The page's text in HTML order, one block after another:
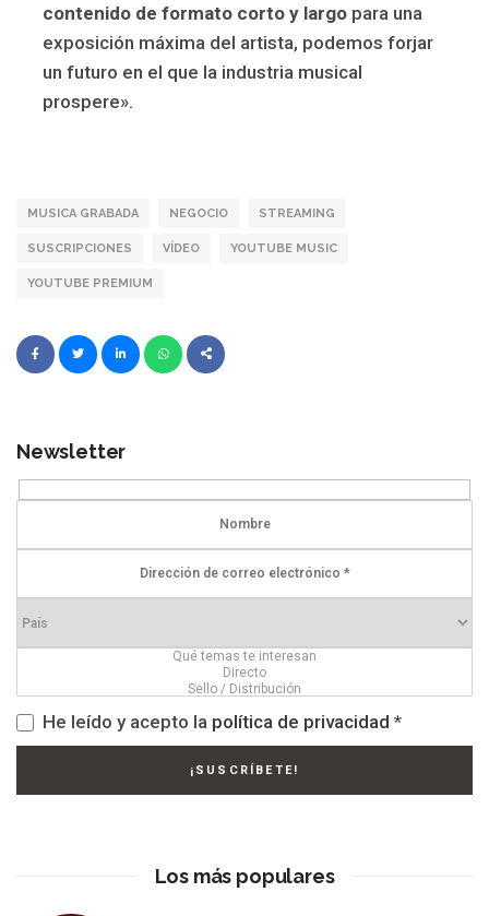
contenido de formato corto y largo para una
exposición máxima del artista, podemos forjar
un futuro en el que la industria musical
prospere».
MUSICA GRABADA NEGOCIO STREAMING
SUSCRIPCIONES VÍDEO YOUTUBE MUSIC
YOUTUBE PREMIUM
Newsletter
He leído y acepto la política de privacidad *
Los más populares